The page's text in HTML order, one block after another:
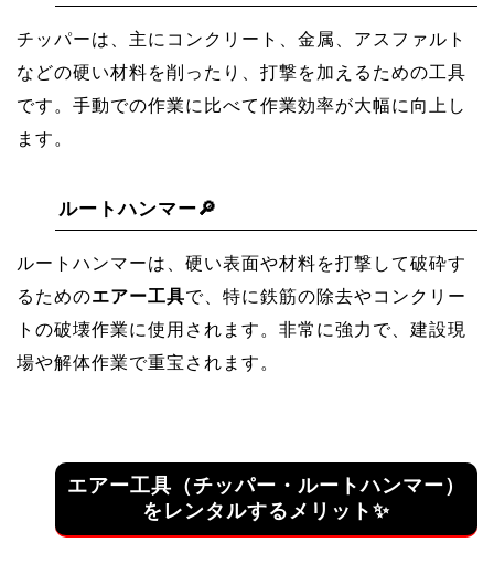
チッパーは、主にコンクリート、金属、アスファルト
などの硬い材料を削ったり、打撃を加えるための工具
です。手動での作業に比べて作業効率が大幅に向上し
ます。
ルートハンマー🔎
ルートハンマーは、硬い表面や材料を打撃して破砕す
るためのエアー工具で、特に鉄筋の除去やコンクリー
トの破壊作業に使用されます。非常に強力で、建設現
場や解体作業で重宝されます。
エアー工具（チッパー・ルートハンマー）
をレンタルするメリット✨